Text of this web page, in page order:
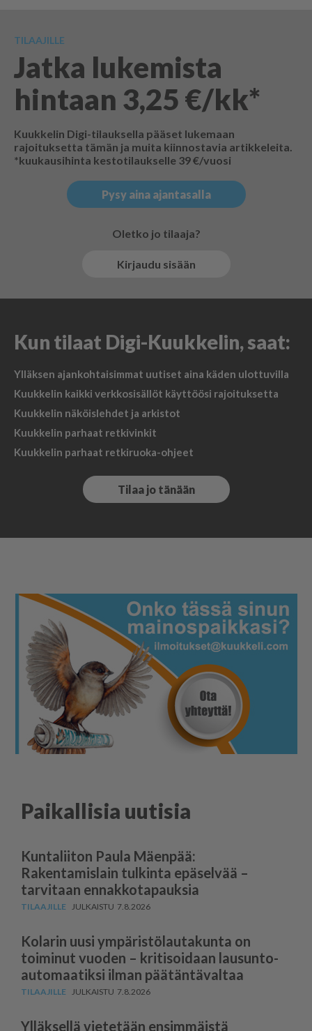
TILAAJILLE
Jatka lukemista
hintaan 3,25 €/kk*
Kuukkelin Digi-tilauksella pääset lukemaan
rajoituksetta tämän ja muita kiinnostavia artikkeleita.
*kuukausihinta kestotilaukselle 39 €/vuosi
Pysy aina ajantasalla
Oletko jo tilaaja?
Kirjaudu sisään
Kun tilaat Digi-Kuukkelin, saat:
Ylläksen ajankohtaisimmat uutiset aina käden ulottuvilla
Kuukkelin kaikki verkkosisällöt käyttöösi rajoituksetta
Kuukkelin näköislehdet ja arkistot
Kuukkelin parhaat retkivinkit
Kuukkelin parhaat retkiruoka-ohjeet
Tilaa jo tänään
Paikallisia uutisia
Kuntaliiton Paula Mäenpää:
Rakentamislain tulkinta epäselvää –
tarvitaan ennakkotapauksia
7.8.2026
Kolarin uusi ympäris­tö­lau­takunta on
toiminut vuoden – kritisoidaan lausun­to­
au­to­maatiksi ilman päätäntävaltaa
7.8.2026
Ylläksellä vietetään ensimmäistä